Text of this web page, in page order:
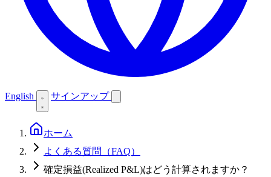
English サインアップ
ホーム
よくある質問（FAQ）
確定損益(Realized P&L)はどう計算されますか？